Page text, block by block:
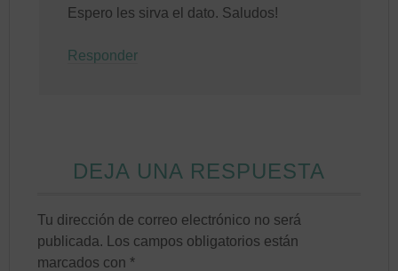
Espero les sirva el dato. Saludos!
Responder
DEJA UNA RESPUESTA
Tu dirección de correo electrónico no será
publicada.
Los campos obligatorios están
marcados con*